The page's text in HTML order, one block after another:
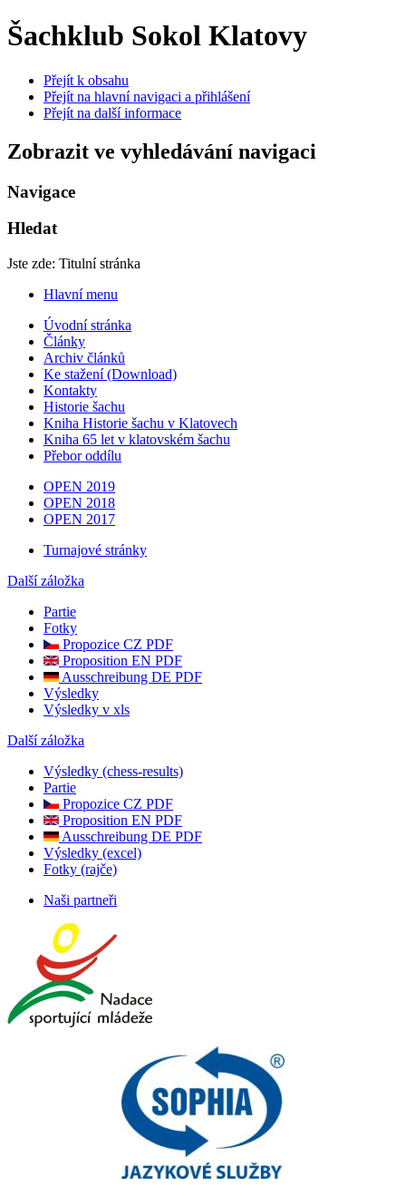
Šachklub Sokol Klatovy
Přejít k obsahu
Přejít na hlavní navigaci a přihlášení
Přejít na další informace
Zobrazit ve vyhledávání navigaci
Navigace
Hledat
Jste zde: Titulní stránka
Hlavní menu
Úvodní stránka
Články
Archiv článků
Ke stažení (Download)
Kontakty
Historie šachu
Kniha Historie šachu v Klatovech
Kniha 65 let v klatovském šachu
Přebor oddílu
OPEN 2019
OPEN 2018
OPEN 2017
Turnajové stránky
Další záložka
Partie
Fotky
Propozice CZ PDF
Proposition EN PDF
Ausschreibung DE PDF
Výsledky
Výsledky v xls
Další záložka
Výsledky (chess-results)
Partie
Propozice CZ PDF
Proposition EN PDF
Ausschreibung DE PDF
Výsledky (excel)
Fotky (rajče)
Naši partneři